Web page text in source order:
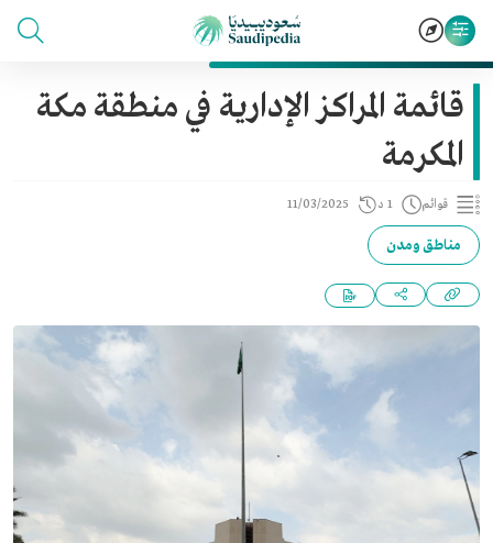
قائمة المراكز الإدارية في منطقة مكة
المكرمة
قوائم 1 د 11/03/2025
مناطق ومدن